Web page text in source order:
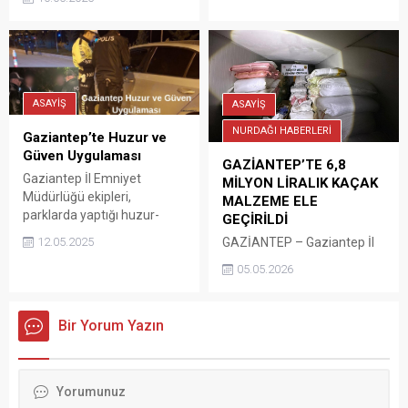
ele geçirildi. 23 şüpheli
başlatıldı.
ASAYİŞ
Gaziantep’te Huzur ve
Güven Uygulaması
Gaziantep İl Emniyet
Müdürlüğü ekipleri,
parklarda yaptığı huzur-
motosiklet ile 6 milyon 31
12.05.2025
ASAYİŞ
NURDAĞI HABERLERİ
GAZİANTEP’TE 6,8
MİLYON LİRALIK KAÇAK
MALZEME ELE
GEÇİRİLDİ
GAZİANTEP – Gaziantep İl
Jandarma Komutanlığınca
düzenlenen operasyonda
05.05.2026
Bir Yorum Yazın